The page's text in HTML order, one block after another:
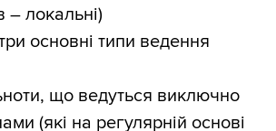
– локальні)
основні типи ведення
що ведуться виключно
(які на регулярній основі